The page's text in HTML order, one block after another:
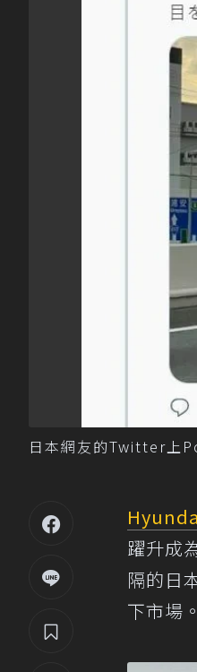
日本網友的Twitter上
躍升成
隔的日
下市場。